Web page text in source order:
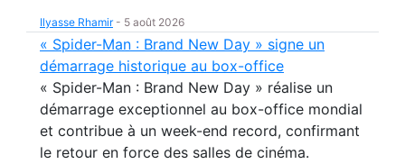
Ilyasse Rhamir- 5 août 2026
« Spider-Man : Brand New Day » signe un
démarrage historique au box-office
« Spider-Man : Brand New Day » réalise un
démarrage exceptionnel au box-office mondial
et contribue à un week-end record, confirmant
le retour en force des salles de cinéma.